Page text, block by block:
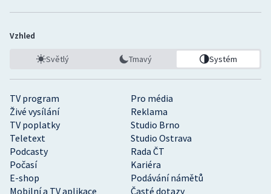
TV program
Pro média
Živé vysílání
Reklama
TV poplatky
Studio Brno
Teletext
Studio Ostrava
Podcasty
Rada ČT
Počasí
Kariéra
E-shop
Podávání námětů
Mobilní a TV aplikace
Časté dotazy
Vzhled
Světlý Tmavý Systém